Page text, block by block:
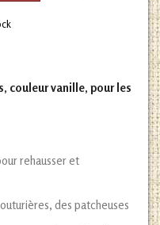
couleur vanille, pour les
rehausser et
des patcheuses